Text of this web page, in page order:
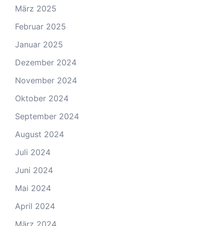
März 2025
Februar 2025
Januar 2025
Dezember 2024
November 2024
Oktober 2024
September 2024
August 2024
Juli 2024
Juni 2024
Mai 2024
April 2024
März 2024